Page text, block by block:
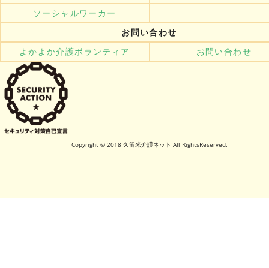
ソーシャルワーカー
お問い合わせ
よかよか介護ボランティア
お問い合わせ
Copyright © 2018 久留米介護ネット All RightsReserved.